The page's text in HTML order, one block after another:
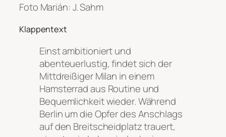
Foto Marián: J. Sahm
Klappentext
Einst ambitioniert und
abenteuerlustig, findet sich der
Mittdreißiger Milan in einem
Hamsterrad aus Routine und
Bequemlichkeit wieder. Während
Berlin um die Opfer des Anschlags
auf den Breitscheidplatz trauert,